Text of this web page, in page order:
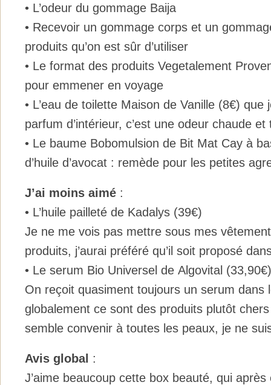
• L’odeur du gommage Baija
• Recevoir un gommage corps et un
produits qu’on est sûr d’utiliser
• Le format des produits Vegetalement
pour emmener en voyage
• L’eau de toilette Maison de Vanille (8€) que
parfum d’intérieur, c’est une odeur chaude
• Le baume Bobomulsion de Bit Mat Cay à
d’huile d’avocat : remède pour les petites
J’ai moins aimé :
• L’huile pailleté de Kadalys (39€)
Je ne me vois pas mettre sous mes
produits, j’aurai préféré qu’il soit proposé
• Le serum Bio Universel de Algovital (33,90€)
On reçoit quasiment toujours un serum dans
globalement ce sont des produits plutôt
semble convenir à toutes les peaux, je ne
Avis global :
J’aime beaucoup cette box beauté, qui